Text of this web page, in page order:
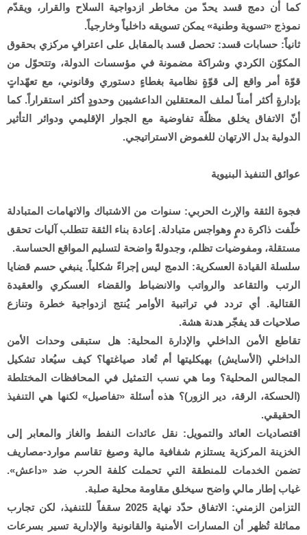
كما أن دمج قسد يحدّ من مخاطر ازدواجية السلاح والقرار، ويقدّم
نموذج «تسوية وطنية» يمكن تسويقه داخلياً وخارجياً.
ثانياً: حسابات قسد: تحصل قسد بالمقابل على اعترافٍ مركزي بحقوق
المكوّن الكردي وشراكة مضمونة في مؤسسات الدولة، وتتحوّل من
قوّة أمر واقع إلى قوّةٍ نظامية بغطاءٍ دستوري وقانوني، مع تعهّداتٍ
بإدارةٍ أكثر أمناً لملف المعتقلين الداعشيين وحدودٍ أكثر استقراراً. كما
أنّ الاتفاق يخلق مظلّة تفاوضية مع الجوار الإقليمي ودوائر التأثير
الدولية بدل الارتهان للغموض الاستراتيجي.
عوائق التنفيذ البنيوية
فجوة الثقة والإرث الحربي: سنوات من الاشتباك والاتهامات المتبادلة
خلّفت ذاكرة دمٍ وهواجس متبادلة. إعادة بناء الثقة تتطلب آليات تحقق
مستقلة، ومفوضيات تظلم، وجدولةً واضحة لتسليم المواقع الحساسة.
سلسلة القيادة العسكرية: الدمج ليس إجراءً شكلياً. ينبغي حسم قضايا
الرتب والتقاعد والرواتب والانضباط والقضاء العسكري والعقيدة
القتالية. أي تردد في تراتبية الأوامر يُنتج ازدواجية خطرة وتنازع
صلاحيات قد يفجّر هدنة هشة.
تقاطع الأمن الداخلي والإدارة المحلية: هل ستبقى وحدات الأمن
الداخلي (الأسايش) بهيكليتها أم تُعاد صياغتها؟ كيف سيُعاد تشكيل
المجالس المحلية؟ وما هي نسب التمثيل في المحافظات المختلطة
(الحسكة، الرقة، دير الزور)؟ هذه أسئلة «تفاصيل» لكنها هي التنفيذ
الحقيقي.
اقتصاديات العائد والتمويل: نقل عائدات النفط والغاز والمعابر إلى
الخزينة المركزية يستلزم شفافية مالية وصيغ تقاسم موارد-مصاريف
تضمن الخدمات للمنطقة التي تحملت كلفة الحرب ضد «داعش».
غياب إطار مالي واضح سيخلق مقاومة محلية صلبة.
التزامن الزمني: الاتفاق حدّد نهاية 2025 سقفاً للتنفيذ، لكن تجارب
مماثلة تُظهر أن المسارات الأمنية والقانونية والإدارية تسير بسرعات